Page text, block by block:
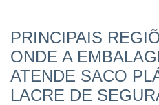
PRINCIPAIS
ONDE A
ATENDE SACO
LACRE DE